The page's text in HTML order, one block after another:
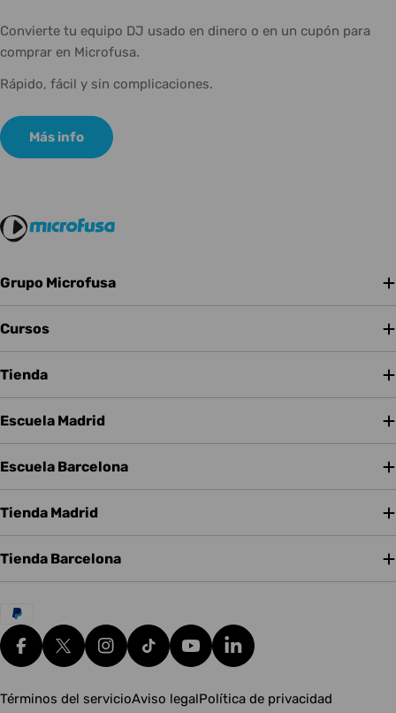
Convierte tu equipo DJ usado en dinero o en un cupón para
comprar en Microfusa.
Rápido, fácil y sin complicaciones.
Más info
Grupo Microfusa
Cursos
Tienda
Escuela Madrid
Escuela Barcelona
Tienda Madrid
Tienda Barcelona
Métodos
de
pagoFacebookX (Twitter)Instagram
tiktok YouTubeTranslation missing:
Términos del servicioAviso legalPolítica de privacidad